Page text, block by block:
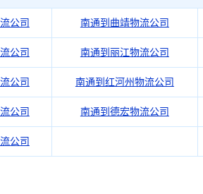
公司 南通到曲靖物流公司
公司 南通到丽江物流公司
公司 南通到红河州物流公司
公司 南通到德宏物流公司
公司